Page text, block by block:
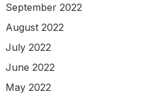
September 2022
August 2022
July 2022
June 2022
May 2022